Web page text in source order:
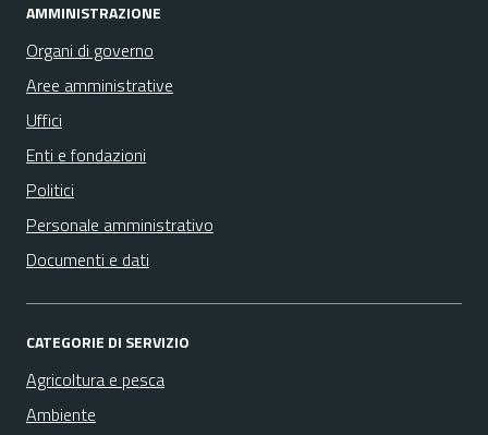
AMMINISTRAZIONE
Organi di governo
Aree amministrative
Uffici
Enti e fondazioni
Politici
Personale amministrativo
Documenti e dati
CATEGORIE DI SERVIZIO
Agricoltura e pesca
Ambiente